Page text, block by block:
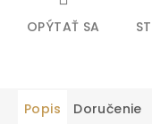
OPÝTAŤ SA
Popis Doručenie